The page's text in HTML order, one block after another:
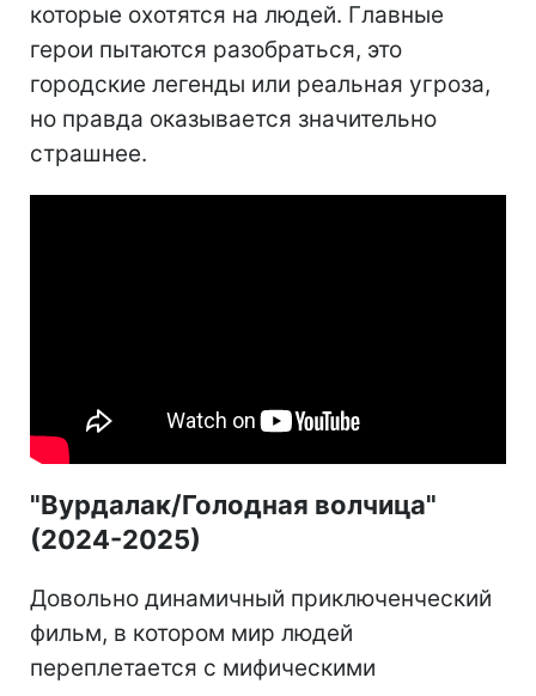
которые охотятся на людей. Главные
герои пытаются разобраться, это
городские легенды или реальная угроза,
но правда оказывается значительно
страшнее.
"Вурдалак/Голодная волчица"
(2024-2025)
Довольно динамичный приключенческий
фильм, в котором мир людей
переплетается с мифическими